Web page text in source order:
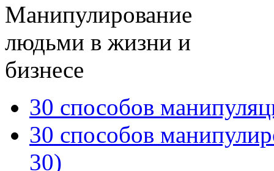
Манипулирование
людьми в жизни и
бизнесе
30 способов
30 способов
30)